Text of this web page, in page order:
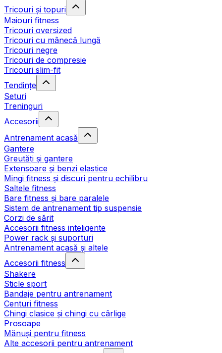
Tricouri și topuri
Maiouri fitness
Tricouri oversized
Tricouri cu mânecă lungă
Tricouri negre
Tricouri de compresie
Tricouri slim-fit
Tendințe
Seturi
Treninguri
Accesorii
Antrenament acasă
Gantere
Greutăți și gantere
Extensoare și benzi elastice
Mingi fitness și discuri pentru echilibru
Saltele fitness
Bare fitness și bare paralele
Sistem de antrenament tip suspensie
Corzi de sărit
Accesorii fitness inteligente
Power rack și suporturi
Antrenament acasă și altele
Accesorii fitness
Shakere
Sticle sport
Bandaje pentru antrenament
Centuri fitness
Chingi clasice și chingi cu cârlige
Prosoape
Mănuși pentru fitness
Alte accesorii pentru antrenament